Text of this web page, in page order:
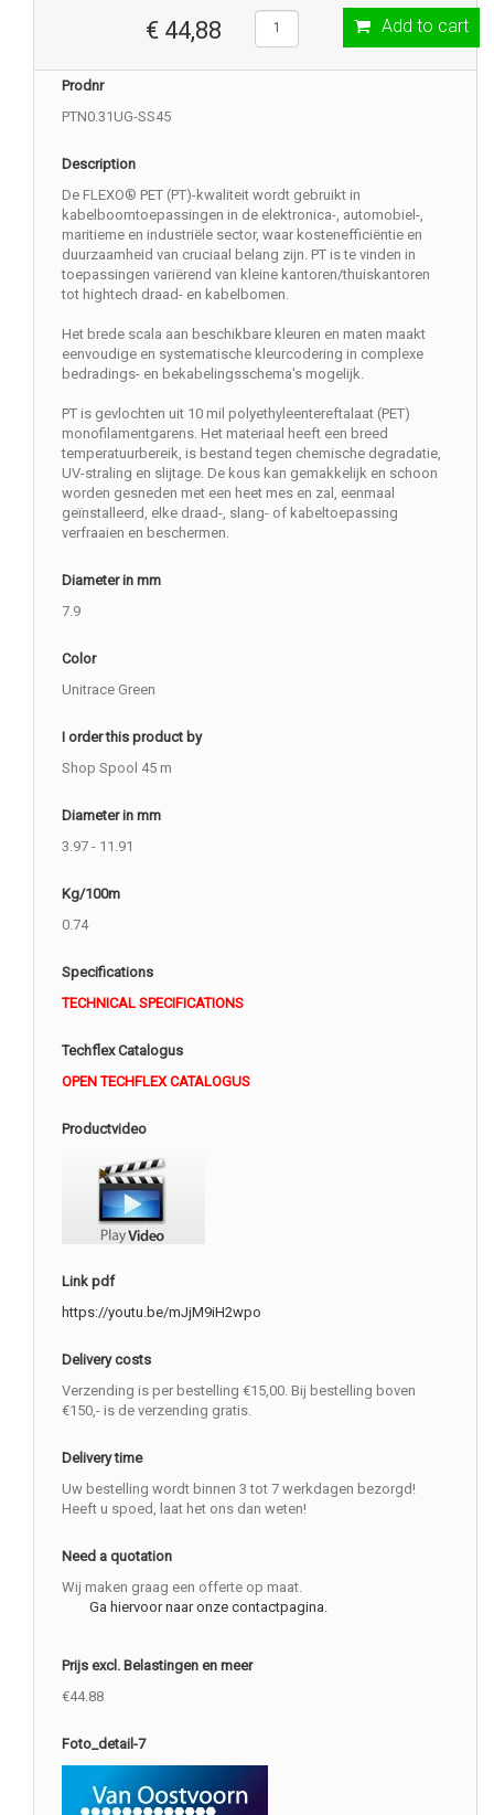
€ 44,88 Add to cart
Prodnr
PTN0.31UG-SS45
Description
De FLEXO® PET (PT)-kwaliteit wordt gebruikt in
kabelboomtoepassingen in de elektronica-, automobiel-,
maritieme en industriële sector, waar kostenefficiëntie en
duurzaamheid van cruciaal belang zijn. PT is te vinden in
toepassingen variërend van kleine kantoren/thuiskantoren
tot hightech draad- en kabelbomen.
Het brede scala aan beschikbare kleuren en maten maakt
eenvoudige en systematische kleurcodering in complexe
bedradings- en bekabelingsschema's mogelijk.
PT is gevlochten uit 10 mil polyethyleentereftalaat (PET)
monofilamentgarens. Het materiaal heeft een breed
temperatuurbereik, is bestand tegen chemische degradatie,
UV-straling en slijtage. De kous kan gemakkelijk en schoon
worden gesneden met een heet mes en zal, eenmaal
geïnstalleerd, elke draad-, slang- of kabeltoepassing
verfraaien en beschermen.
Diameter in mm
7.9
Color
Unitrace Green
I order this product by
Shop Spool 45 m
Diameter in mm
3.97 - 11.91
Kg/100m
0.74
Specifications
TECHNICAL SPECIFICATIONS
Techflex Catalogus
OPEN TECHFLEX CATALOGUS
Productvideo
Link pdf
https://youtu.be/mJjM9iH2wpo
Delivery costs
Verzending is per bestelling €15,00. Bij bestelling boven
€150,- is de verzending gratis.
Delivery time
Uw bestelling wordt binnen 3 tot 7 werkdagen bezorgd!
Heeft u spoed, laat het ons dan weten!
Need a quotation
Wij maken graag een offerte op maat.
Ga hiervoor naar onze contactpagina.
Prijs excl. Belastingen en meer
€44.88
Foto_detail-7